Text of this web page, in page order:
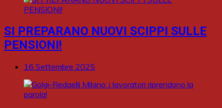
SI PREPARANO NUOVI SCIPPI SULLE
PENSIONI!
16 Settembre 2025